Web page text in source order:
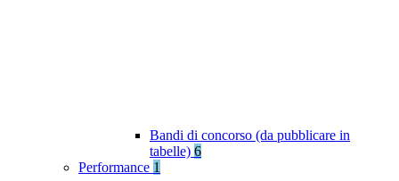
Bandi di concorso (da pubblicare in
tabelle) 6
Performance 1